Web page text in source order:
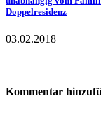
Doppelresidenz
03.02.2018
Kommentar